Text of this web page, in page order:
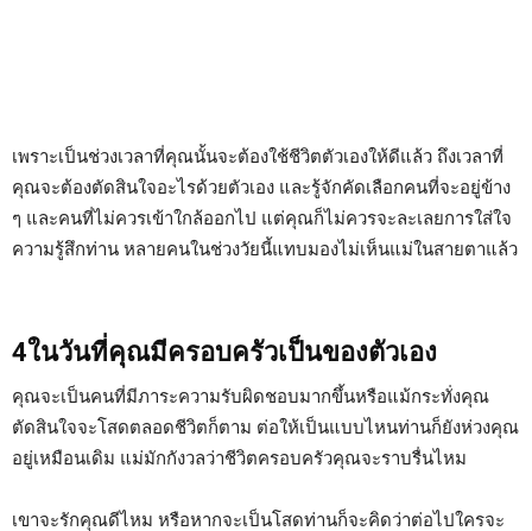
เพราะเป็นช่วงเวลาที่คุณนั้นจะต้องใช้ชีวิตตัวเองให้ดีแล้ว ถึงเวลาที่
คุณจะต้องตัดสินใจอะไรด้วยตัวเอง และรู้จักคัดเลือกคนที่จะอยู่ข้าง
ๆ และคนที่ไม่ควรเข้าใกล้ออกไป แต่คุณก็ไม่ควรจะละเลยการใส่ใจ
ความรู้สึกท่าน หลายคนในช่วงวัยนี้แทบมองไม่เห็นแม่ในสายตาแล้ว
4ในวันที่คุณมีครอบครัวเป็นของตัวเอง
คุณจะเป็นคนที่มีภาระความรับผิดชอบมากขึ้นหรือแม้กระทั่งคุณ
ตัดสินใจจะโสดตลอดชีวิตก็ตาม ต่อให้เป็นแบบไหนท่านก็ยังห่วงคุณ
อยู่เหมือนเดิม แม่มักกังวลว่าชีวิตครอบครัวคุณจะราบรื่นไหม
เขาจะรักคุณดีไหม หรือหากจะเป็นโสดท่านก็จะคิดว่าต่อไปใครจะ